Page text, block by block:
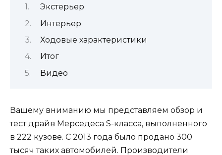
Экстерьер
Интерьер
Ходовые характеристики
Итог
Видео
Вашему вниманию мы представляем обзор и
тест драйв Мерседеса S-класса, выполненного
в 222 кузове. С 2013 года было продано 300
тысяч таких автомобилей. Производители